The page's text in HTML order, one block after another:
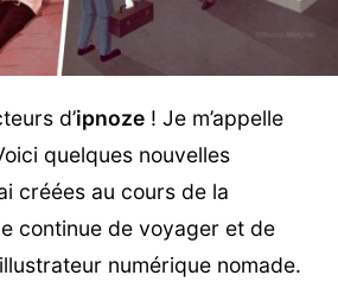
d’ipnoze ! Je m’appelle
quelques nouvelles
créées au cours de la
continue de voyager et de
numérique nomade.